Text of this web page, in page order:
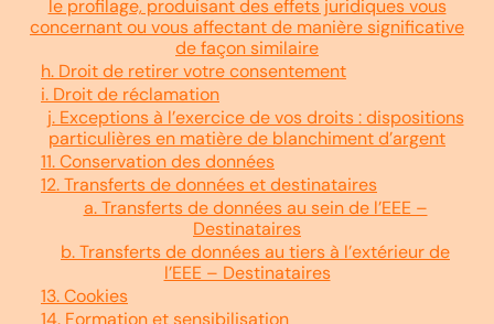
le profilage, produisant des effets juridiques vous
concernant ou vous affectant de manière significative
de façon similaire
h. Droit de retirer votre consentement
i. Droit de réclamation
j. Exceptions à l’exercice de vos droits : dispositions
particulières en matière de blanchiment d’argent
11. Conservation des données
12. Transferts de données et destinataires
a. Transferts de données au sein de l’EEE –
Destinataires
b. Transferts de données au tiers à l’extérieur de
l’EEE – Destinataires
13. Cookies
14. Formation et sensibilisation